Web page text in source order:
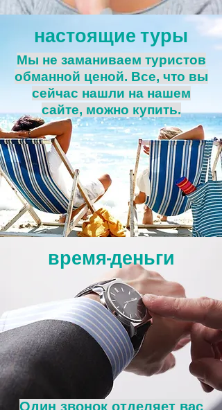
настоящие туры
Мы не заманиваем туристов
обманной ценой. Все, что вы
сейчас нашли на нашем
сайте, можно купить.
время-деньги
Один звонок отделяет вас